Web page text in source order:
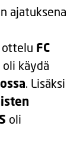
ajatuksena
ottelu FC
käydä
. Lisäksi
oli